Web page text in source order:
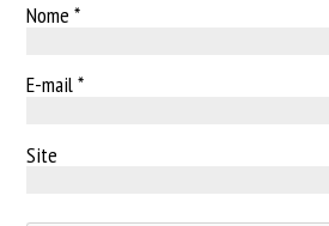
Nome*
E-mail*
Site